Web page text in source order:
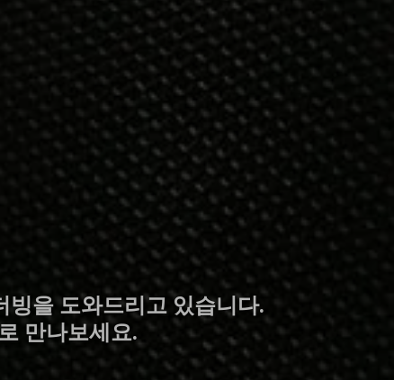
을 도와드리고 있습니다.
만나보세요.